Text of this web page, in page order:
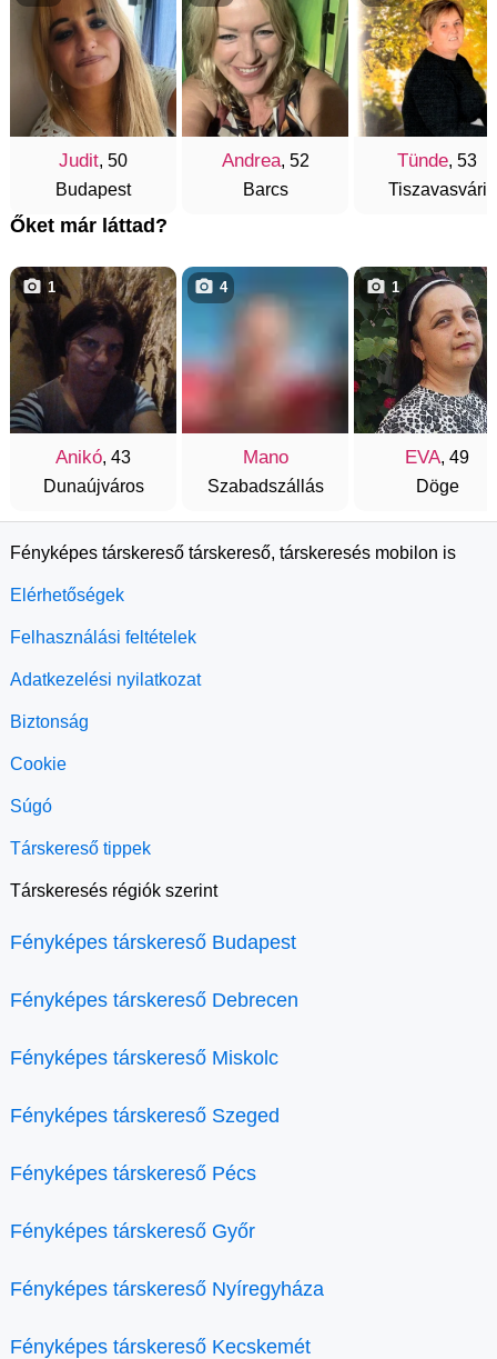
Judit, 50
Budapest
Andrea, 52
Barcs
Tünde, 53
Tiszavasvári
Őket már láttad?
Anikó, 43
Dunaújváros
1
Mano
Szabadszállás
4
EVA, 49
Döge
1
Fényképes társkereső társkereső, társkeresés mobilon is
Elérhetőségek
Felhasználási feltételek
Adatkezelési nyilatkozat
Biztonság
Cookie
Súgó
Társkereső tippek
Társkeresés régiók szerint
Fényképes társkereső Budapest
Fényképes társkereső Debrecen
Fényképes társkereső Miskolc
Fényképes társkereső Szeged
Fényképes társkereső Pécs
Fényképes társkereső Győr
Fényképes társkereső Nyíregyháza
Fényképes társkereső Kecskemét